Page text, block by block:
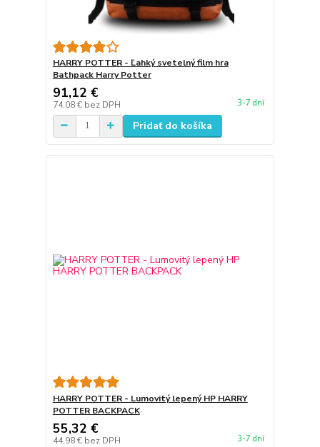
HARRY POTTER - Ľahký svetelný film hra
Bathpack Harry Potter
91,12 €
74,08 € bez DPH 3-7 dní
Pridať do košíka
HARRY POTTER - Lumovitý lepený HP HARRY
POTTER BACKPACK
55,32 €
44,98 € bez DPH 3-7 dní